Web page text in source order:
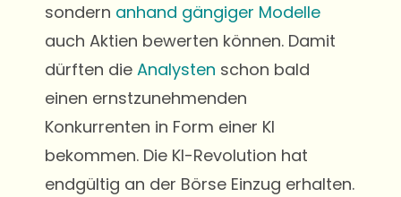
sondern anhand gängiger Modelle
auch Aktien bewerten können. Damit
dürften die Analysten schon bald
einen ernstzunehmenden
Konkurrenten in Form einer KI
bekommen. Die KI-Revolution hat
endgültig an der Börse Einzug erhalten.